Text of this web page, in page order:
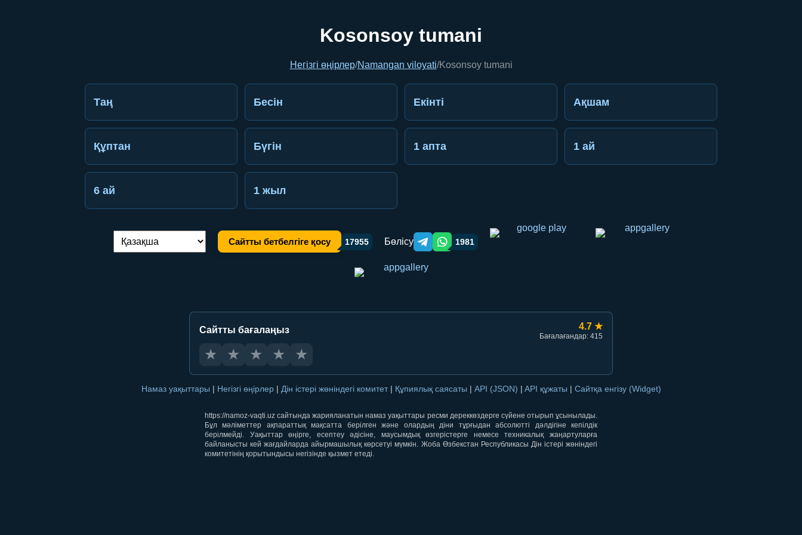
Kosonsoy tumani
Негізгі өңірлер/Namangan viloyati/Kosonsoy tumani
Таң Бесін Екінті Ақшам
Құптан Бүгін 1 апта 1 ай
6 ай 1 жыл
Тілді ауыстыру: Сайтты бетбелгіге қосу 17955 Бөлісу Telegram orqali ulashish
WhatsApp orqali ulashish
1981
Сайтты бағалаңыз 4.7 ★
Бағалағандар: 415
★ ★ ★ ★ ★
Намаз уақыттары | Негізгі өңірлер | Дін істері жөніндегі комитет | Құпиялық саясаты | API (JSON) | API құжаты | Сайтқа енгізу (Widget)
https://namoz-vaqti.uz сайтында жарияланатын намаз уақыттары ресми дереккөздерге сүйене отырып ұсынылады.
Бұл мәліметтер ақпараттық мақсатта берілген және олардың діни тұрғыдан абсолютті дәлдігіне кепілдік
берілмейді. Уақыттар өңірге, есептеу әдісіне, маусымдық өзгерістерге немесе техникалық жаңартуларға
байланысты кей жағдайларда айырмашылық көрсетуі мүмкін. Жоба Өзбекстан Республикасы Дін істері жөніндегі
комитетінің қорытындысы негізінде қызмет етеді.